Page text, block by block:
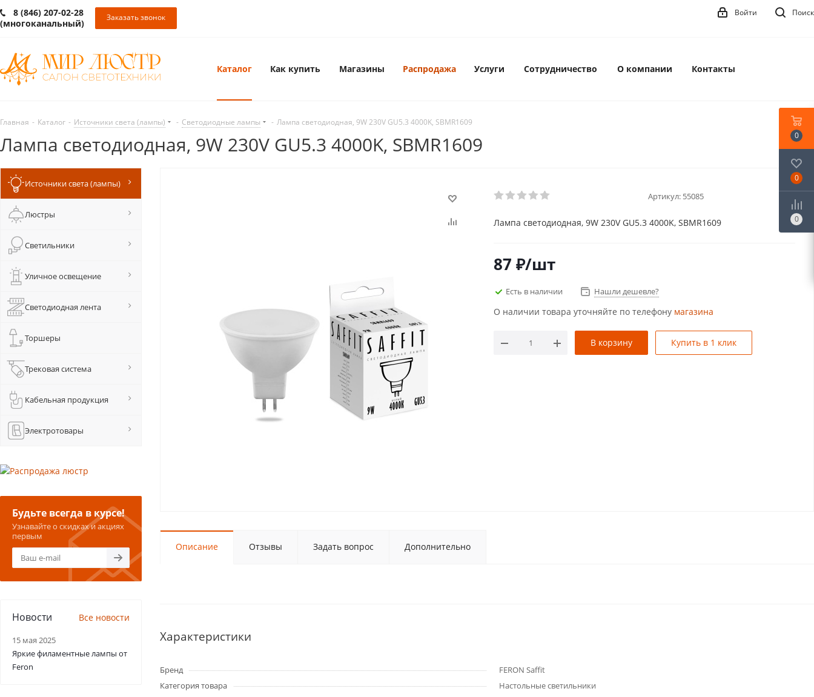
8 (846) 207-02-28
(многоканальный)
Заказать звонок Поиск
Войти
Каталог Как купить Магазины Распродажа Услуги Сотрудничество О компании Контакты
Главная - Каталог - Источники света (лампы) - Светодиодные лампы - Лампа светодиодная, 9W 230V GU5.3 4000K, SBMR1609
Лампа светодиодная, 9W 230V GU5.3 4000K, SBMR1609
Артикул: 55085
Лампа светодиодная, 9W 230V GU5.3 4000K, SBMR1609
87 ₽/шт
Есть в наличии Нашли дешевле?
О наличии товара уточняйте по телефону магазина
В корзину Купить в 1 клик
Описание Отзывы Задать вопрос Дополнительно
Характеристики
Бренд
FERON Saffit
Категория товара
Настольные светильники
Источники света (лампы)
Люстры
Светильники
Уличное освещение
Светодиодная лента
Торшеры
Трековая система
Кабельная продукция
Электротовары
Будьте всегда в курсе!
Узнавайте о скидках и акциях
первым
Новости Все новости
15 мая 2025
Яркие филаментные лампы от
Feron
0
0
0